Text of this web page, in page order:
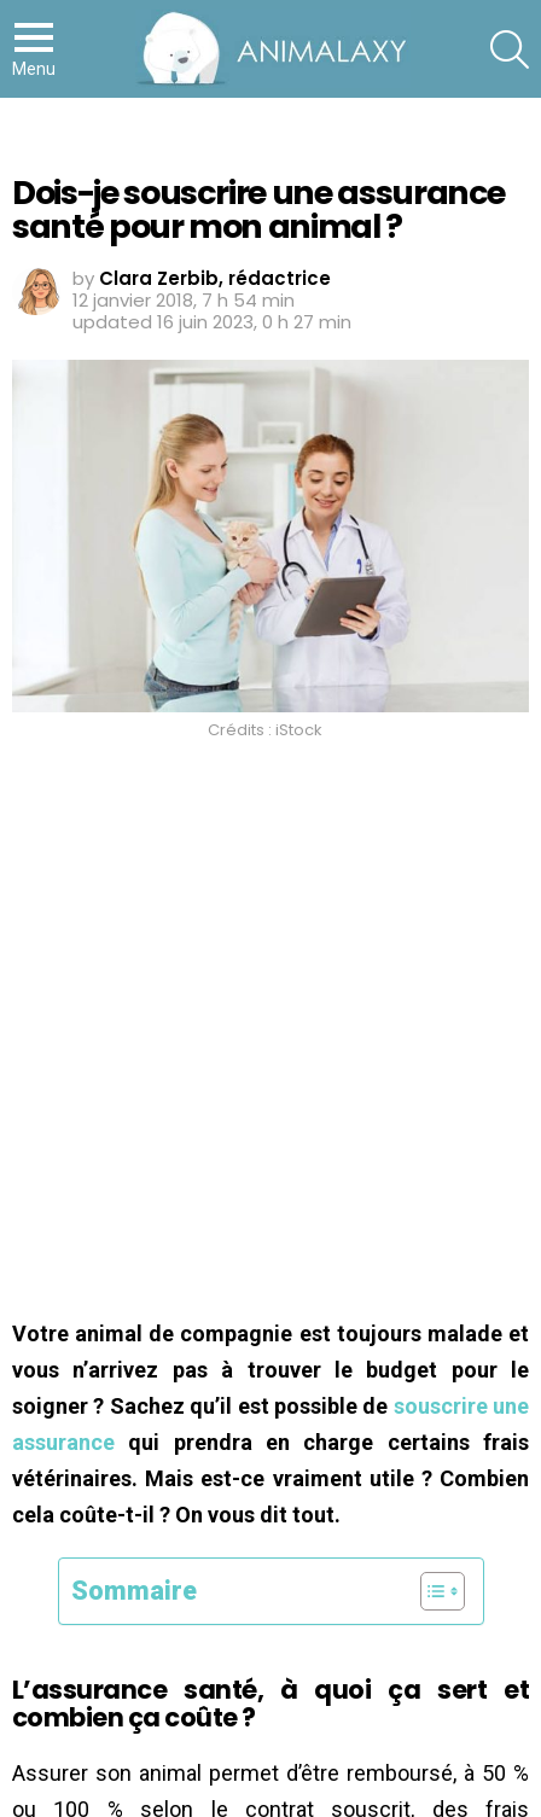
Menu
Dois-je souscrire une assurance
santé pour mon animal ?
by Clara Zerbib, rédactrice
12 janvier 2018, 7 h 54 min
updated 16 juin 2023, 0 h 27 min
Crédits : iStock
Votre animal de compagnie est toujours malade et
vous n’arrivez pas à trouver le budget pour le
soigner ? Sachez qu’il est possible de souscrire une
assurance qui prendra en charge certains frais
vétérinaires. Mais est-ce vraiment utile ? Combien
cela coûte-t-il ? On vous dit tout.
Sommaire
L’assurance santé, à quoi ça sert et
combien ça coûte ?
Assurer son animal permet d’être remboursé, à 50 %
ou 100 % selon le contrat souscrit, des frais